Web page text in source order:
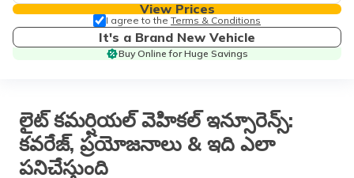
View Prices
I agree to the Terms & Conditions
It's a Brand New Vehicle
Buy Online for Huge Savings
లైట్ కమర్షియల్ వెహికల్ ఇన్సూరెన్స్:
కవరేజ్, ప్రయోజనాలు & ఇది ఎలా
పనిచేస్తుంది